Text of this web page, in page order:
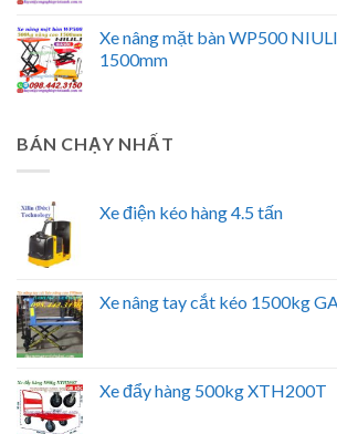
Xe nâng mặt bàn WP500
1500mm
BÁN CHẠY NHẤT
Xe điện kéo hàng 4.5 tấn
Xe nâng tay cắt kéo 1500kg
Xe đẩy hàng 500kg XTH200T